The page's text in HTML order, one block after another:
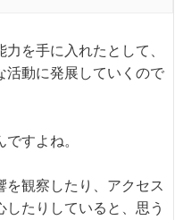
を手に入れたとして、
活動に発展していくので
すよね。
観察したり、アクセス
たりしていると、思う